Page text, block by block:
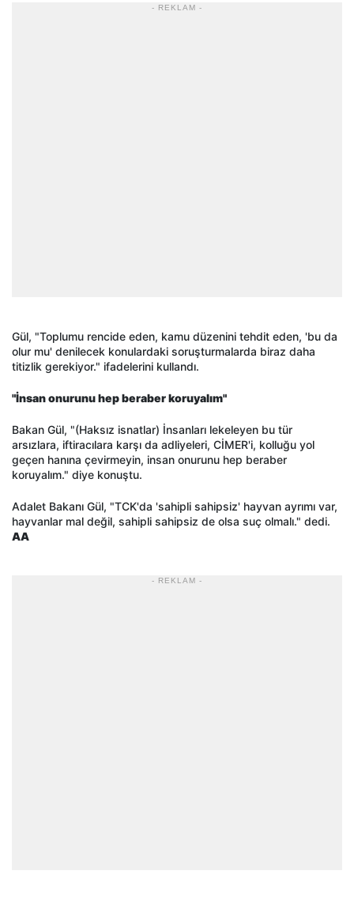
- REKLAM -
Gül, "Toplumu rencide eden, kamu düzenini tehdit eden, 'bu da
olur mu' denilecek konulardaki soruşturmalarda biraz daha
titizlik gerekiyor." ifadelerini kullandı.
"İnsan onurunu hep beraber koruyalım"
Bakan Gül, "(Haksız isnatlar) İnsanları lekeleyen bu tür
arsızlara, iftiracılara karşı da adliyeleri, CİMER'i, kolluğu yol
geçen hanına çevirmeyin, insan onurunu hep beraber
koruyalım." diye konuştu.
Adalet Bakanı Gül, "TCK'da 'sahipli sahipsiz' hayvan ayrımı var,
hayvanlar mal değil, sahipli sahipsiz de olsa suç olmalı." dedi.
AA
- REKLAM -